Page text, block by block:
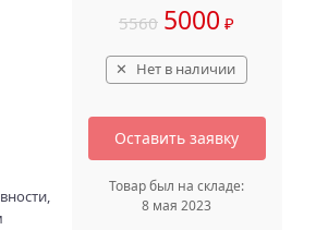
5560 5000 ₽
Нет в наличии
Оставить заявку
Товар был на складе:
8 мая 2023